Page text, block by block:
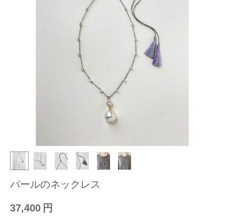
パールのネックレス
37,400 円